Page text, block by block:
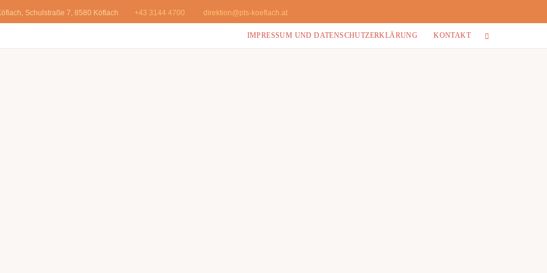
Schulstraße 7, 8580 Köflach +43 3144 4700 direktion@pts-koeflach.at
IMPRESSUM UND DATENSCHUTZERKLÄRUNG KONTAKT